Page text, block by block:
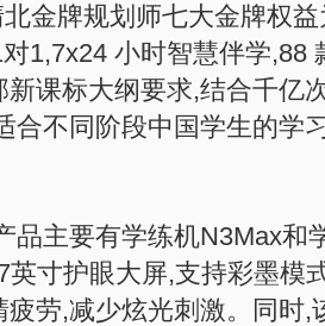
金牌规划师七大金牌权
1,7x24 小时智慧伴学,88
新课标大纲要求,结合千亿
合不同阶段中国学生的学
品主要有学练机N3Max和
英寸护眼大屏,支持彩墨模
疲劳,减少炫光刺激。同时,